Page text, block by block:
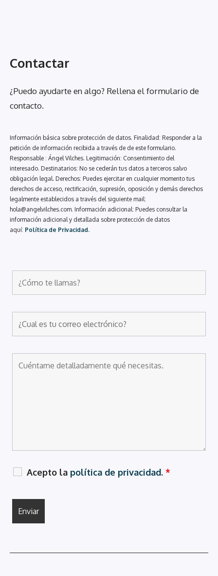
Contactar
¿Puedo ayudarte en algo? Rellena el formulario de
contacto.
Información básica sobre protección de datos. Finalidad: Responder a la
petición de información recibida a través de de este formulario.
Responsable : Ángel Vilches. Legitimación: Consentimiento del
interesado. Destinatarios: No se cederán tus datos a terceros salvo
obligación legal. Derechos: Puedes ejercitar en cualquier momento tus
derechos de acceso, rectificación, supresión, oposición y demás derechos
legalmente establecidos a través del siguiente mail:
hola@angelvilches.com. Información adicional: Puedes consultar la
información adicional y detallada sobre protección de datos
aquí: Política de Privacidad.
Acepto la política de privacidad. *